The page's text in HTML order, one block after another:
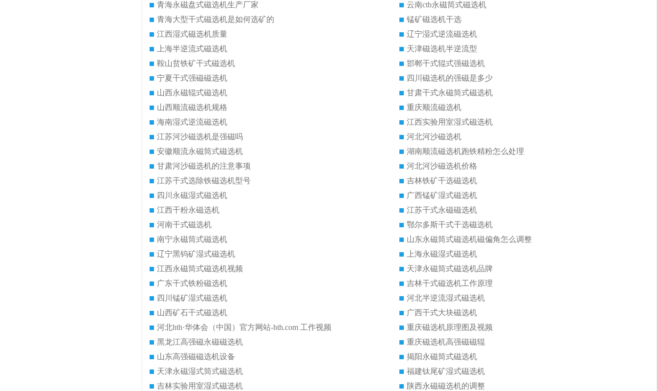
青海永磁盘式磁选机生产厂家
云南ctb永磁筒式磁选机
青海大型干式磁选机是如何选矿的
锰矿磁选机干选
江西湿式磁选机质量
辽宁湿式逆流磁选机
上海半逆流式磁选机
天津磁选机半逆流型
鞍山贫铁矿干式磁选机
邯郸干式辊式强磁选机
宁夏干式强磁磁选机
四川磁选机的强磁是多少
山西永磁辊式磁选机
甘肃干式永磁筒式磁选机
山西顺流磁选机规格
重庆顺流磁选机
海南湿式逆流磁选机
江西实验用室湿式磁选机
江苏河沙磁选机是强磁吗
河北河沙磁选机
安徽顺流永磁筒式磁选机
湖南顺流磁选机跑铁精粉怎么处理
甘肃河沙磁选机的注意事项
河北河沙磁选机价格
江苏干式选除铁磁选机型号
吉林铁矿干选磁选机
四川永磁湿式磁选机
广西锰矿湿式磁选机
江西干粉永磁选机
江苏干式永磁磁选机
河南干式磁选机
鄂尔多斯干式干选磁选机
南宁永磁筒式磁选机
山东永磁筒式磁选机磁偏角怎么调整
辽宁黑钨矿湿式磁选机
上海永磁湿式磁选机
江西永磁筒式磁选机视频
天津永磁筒式磁选机品牌
广东干式铁粉磁选机
吉林干式磁选机工作原理
四川锰矿湿式磁选机
河北半逆流湿式磁选机
山西矿石干式磁选机
广西干式大块磁选机
河北hth·华体会（中国）官方网站-hth.com 工作视频
重庆磁选机原理图及视频
黑龙江高强磁永磁磁选机
重庆磁选机高强磁磁辊
山东高强磁磁选机设备
揭阳永磁筒式磁选机
天津永磁湿式筒式磁选机
福建钛尾矿湿式磁选机
吉林实验用室湿式磁选机
陕西永磁磁选机的调整